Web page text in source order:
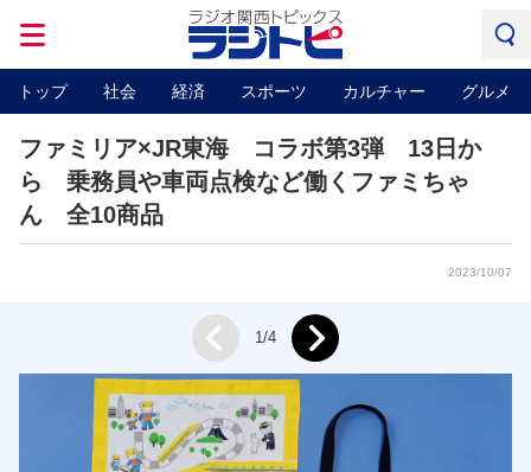
トップ 社会 経済 スポーツ カルチャー グルメ
ファミリア×JR東海 コラボ第3弾 13日か
ら 乗務員や車両点検など働くファミちゃ
ん 全10商品
2023/10/07
Prev 1/4 Next